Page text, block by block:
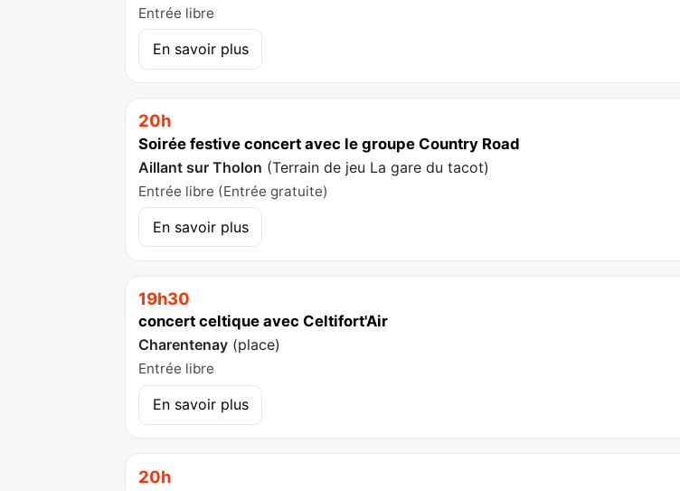
Entrée libre
En savoir plus
20h
Soirée festive concert avec le groupe Country Road
Aillant sur Tholon (Terrain de jeu La gare du tacot)
Entrée libre (Entrée gratuite)
En savoir plus
19h30
concert celtique avec Celtifort'Air
Charentenay (place)
Entrée libre
En savoir plus
20h